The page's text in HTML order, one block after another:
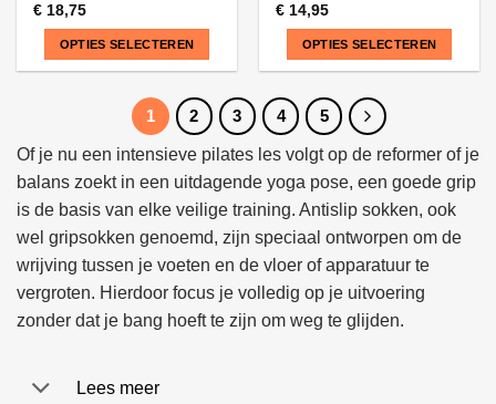
€18,75
OPTIES SELECTEREN
meerdere
variaties.
optie
kan
gekozen
worden
op
€14,95
OPTIES SELECTEREN
product
heeft
meerdere
optie
kan
gekozen
worden
op
1 2 3 4 5
Of je nu een intensieve pilates les volgt op de reformer of je
balans zoekt in een uitdagende yoga pose, een goede grip
is de basis van elke veilige training. Antislip sokken, ook
wel gripsokken genoemd, zijn speciaal ontworpen om de
wrijving tussen je voeten en de vloer of apparatuur te
vergroten. Hierdoor focus je volledig op je uitvoering
zonder dat je bang hoeft te zijn om weg te glijden.
Lees meer